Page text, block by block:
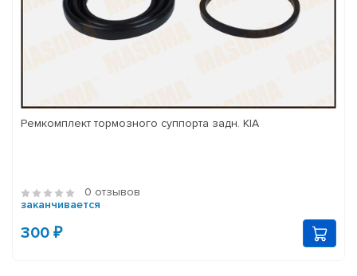
Ремкомплект тормозного суппорта задн. KIA
0 отзывов
заканчивается
300 ₽